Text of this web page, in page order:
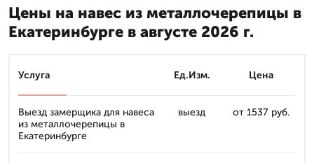
Цены на навес из металлочерепицы в
Екатеринбурге в августе 2026 г.
Услуга Ед.Изм. Цена
Выезд замерщика для навеса
из металлочерепицы в
Екатеринбурге
выезд от 1537 руб.